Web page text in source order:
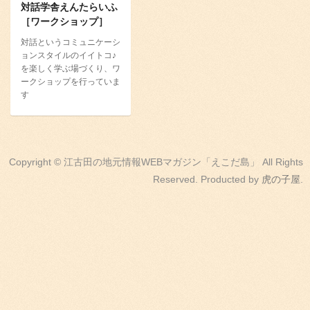
対話学舎えんたらいふ
［ワークショップ］
対話というコミュニケーシ
ョンスタイルのイイトコ♪
を楽しく学ぶ場づくり、ワ
ークショップを行っていま
す
Copyright © 江古田の地元情報WEBマガジン「えこだ島」 All Rights
Reserved. Producted by 虎の子屋